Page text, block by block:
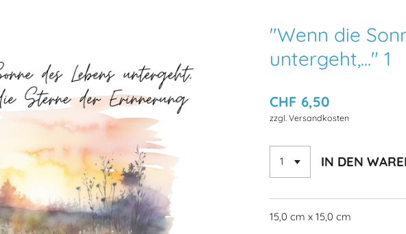
"Wenn die
untergeht,..." 1
CHF 6,50
zzgl. Versandkosten
IN DEN
15,0 cm x 15,0 cm